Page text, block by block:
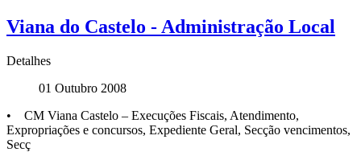
Viana do Castelo - Administração Local
Detalhes
01 Outubro 2008
• CM Viana Castelo – Execuções Fiscais, Atendimento,
Expropriações e concursos, Expediente Geral, Secção vencimentos,
Secç